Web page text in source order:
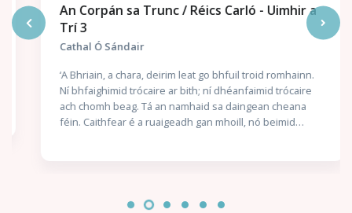
An Corpán sa Trunc / Réics Carló - Uimhir a
Trí 3
Cathal Ó Sándair
‘A Bhriain, a chara, deirim leat go bhfuil troid romhainn.
Ní bhfaighimid trócaire ar bith; ní dhéanfaimid trócaire
ach chomh beag. Tá an namhaid sa daingean cheana
féin. Caithfear é a ruaigeadh gan mhoill, nó beimid
Ó Conchubhair, Cheannaire an Bhrainse Lorgaireachta,